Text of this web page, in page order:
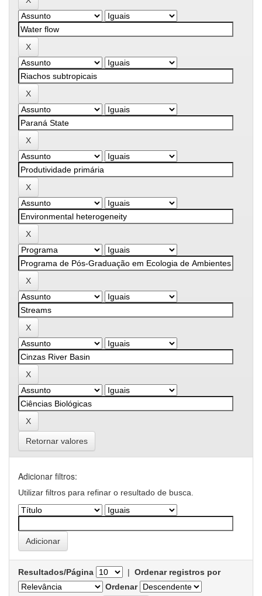
Retornar valores
Adicionar filtros:
Utilizar filtros para refinar o resultado de busca.
Resultados/Página | Ordenar registros por
Ordenar